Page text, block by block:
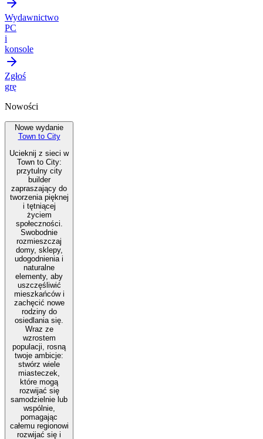
Wydawnictwo
PC
i
konsole
Zgłoś
grę
Nowości
Nowe wydanie
Town to City
Ucieknij z sieci w
Town to City:
przytulny city
builder
zapraszający do
tworzenia pięknej
i tętniącej
życiem
społeczności.
Swobodnie
rozmieszczaj
domy, sklepy,
udogodnienia i
naturalne
elementy, aby
uszczęśliwić
mieszkańców i
zachęcić nowe
rodziny do
osiedlania się.
Wraz ze
wzrostem
populacji, rosną
twoje ambicje:
stwórz wiele
miasteczek,
które mogą
rozwijać się
samodzielnie lub
wspólnie,
pomagając
całemu regionowi
rozwijać się i